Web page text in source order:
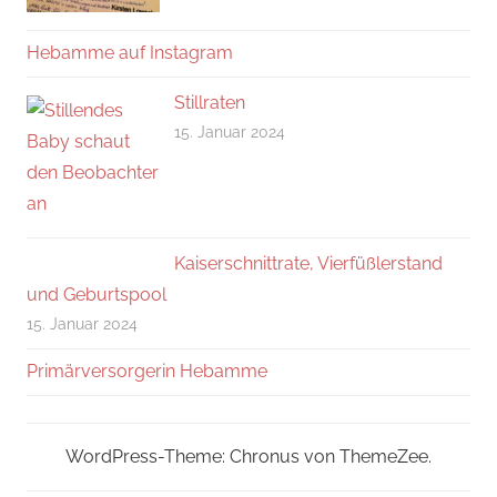
Hebamme auf Instagram
Stillraten
15. Januar 2024
Kaiserschnittrate, Vierfüßlerstand
und Geburtspool
15. Januar 2024
Primärversorgerin Hebamme
WordPress-Theme: Chronus von ThemeZee.